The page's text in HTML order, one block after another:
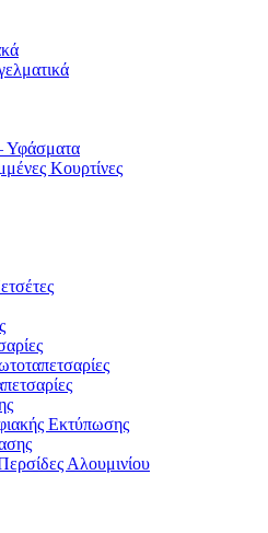
Υφάσματα
Κουρτίνες
Εκτύπωσης
Αλουμινίου